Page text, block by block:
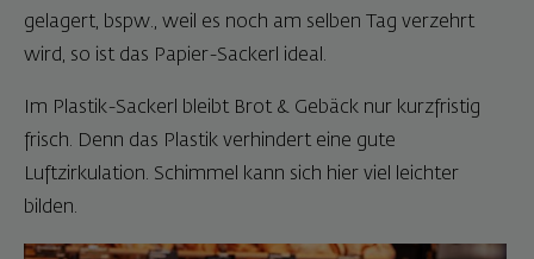
gelagert, bspw., weil es noch am selben Tag verzehrt
wird, so ist das Papier-Sackerl ideal.
Im Plastik-Sackerl bleibt Brot & Gebäck nur kurzfristig
frisch. Denn das Plastik verhindert eine gute
Luftzirkulation. Schimmel kann sich hier viel leichter
bilden.